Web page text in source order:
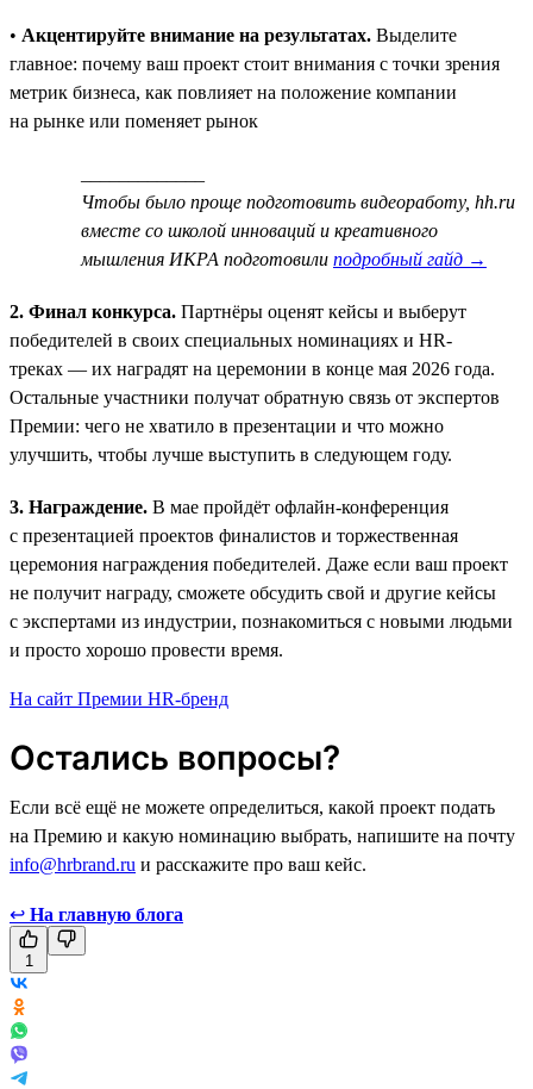
• Акцентируйте внимание на результатах. Выделите
главное: почему ваш проект стоит внимания с точки зрения
метрик бизнеса, как повлияет на положение компании
на рынке или поменяет рынок
Чтобы было проще подготовить видеоработу, hh.ru
вместе со школой инноваций и креативного
мышления ИКРА подготовили подробный гайд →
2. Финал конкурса. Партнёры оценят кейсы и выберут
победителей в своих специальных номинациях и HR-
треках — их наградят на церемонии в конце мая 2026 года.
Остальные участники получат обратную связь от экспертов
Премии: чего не хватило в презентации и что можно
улучшить, чтобы лучше выступить в следующем году.
3. Награждение. В мае пройдёт офлайн-конференция
с презентацией проектов финалистов и торжественная
церемония награждения победителей. Даже если ваш проект
не получит награду, сможете обсудить свой и другие кейсы
с экспертами из индустрии, познакомиться с новыми людьми
и просто хорошо провести время.
На сайт Премии HR-бренд
Остались вопросы?
Если всё ещё не можете определиться, какой проект подать
на Премию и какую номинацию выбрать, напишите на почту
info@hrbrand.ru и расскажите про ваш кейс.
↩ На главную блога
1